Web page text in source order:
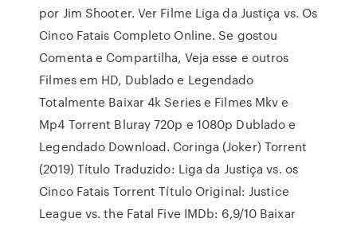
por Jim Shooter. Ver Filme Liga da Justiça vs. Os
Cinco Fatais Completo Online. Se gostou
Comenta e Compartilha, Veja esse e outros
Filmes em HD, Dublado e Legendado
Totalmente Baixar 4k Series e Filmes Mkv e
Mp4 Torrent Bluray 720p e 1080p Dublado e
Legendado Download. Coringa (Joker) Torrent
(2019) Título Traduzido: Liga da Justiça vs. os
Cinco Fatais Torrent Título Original: Justice
League vs. the Fatal Five IMDb: 6,9/10 Baixar